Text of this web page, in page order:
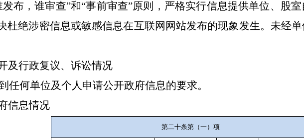
发布，谁审查”和“事前审查”原则，严格实行信息提供单位、股
杜绝涉密信息或敏感信息在互联网网站发布的现象发生。未经
及行政复议、诉讼情况
任何单位及个人申请公开政府信息的要求。
信息情况
第二十条第（一）项